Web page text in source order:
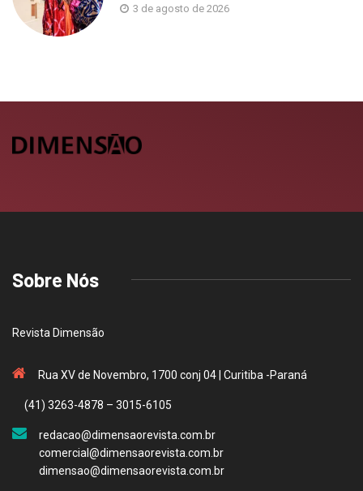
3 de agosto de 2026
Sobre Nós
Revista Dimensão
Rua XV de Novembro, 1700 conj 04 | Curitiba -Paraná
(41) 3263-4878 – 3015-6105
redacao@dimensaorevista.com.br
comercial@dimensaorevista.com.br
dimensao@dimensaorevista.com.br